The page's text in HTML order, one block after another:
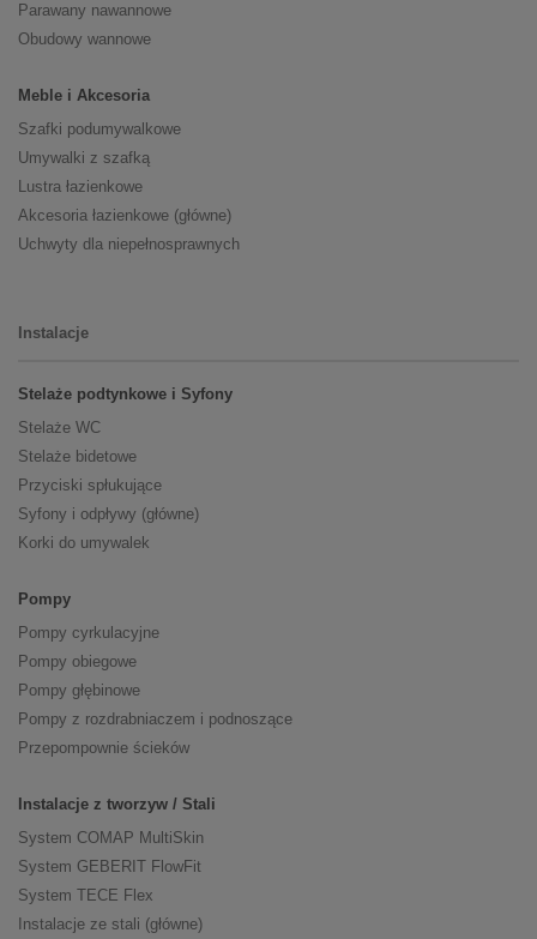
Parawany nawannowe
Obudowy wannowe
Meble i Akcesoria
Szafki podumywalkowe
Umywalki z szafką
Lustra łazienkowe
Akcesoria łazienkowe (główne)
Uchwyty dla niepełnosprawnych
Instalacje
Stelaże podtynkowe i Syfony
Stelaże WC
Stelaże bidetowe
Przyciski spłukujące
Syfony i odpływy (główne)
Korki do umywalek
Pompy
Pompy cyrkulacyjne
Pompy obiegowe
Pompy głębinowe
Pompy z rozdrabniaczem i podnoszące
Przepompownie ścieków
Instalacje z tworzyw / Stali
System COMAP MultiSkin
System GEBERIT FlowFit
System TECE Flex
Instalacje ze stali (główne)